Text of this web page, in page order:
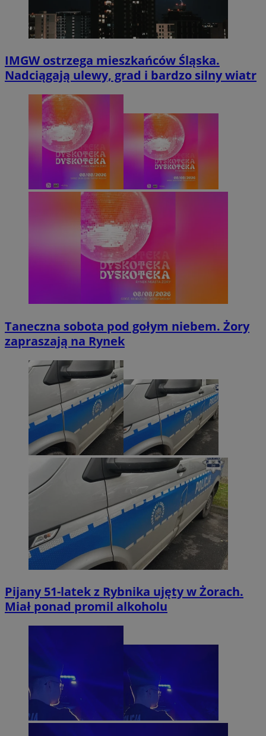
IMGW ostrzega mieszkańców Śląska.
Nadciągają ulewy, grad i bardzo silny wiatr
Taneczna sobota pod gołym niebem. Żory
zapraszają na Rynek
Pijany 51-latek z Rybnika ujęty w Żorach.
Miał ponad promil alkoholu